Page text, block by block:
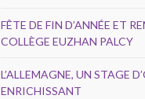
FÊTE DE FIN D’ANNÉE ET
COLLÈGE EUZHAN PALCY
L’ALLEMAGNE, UN STAGE
ENRICHISSANT